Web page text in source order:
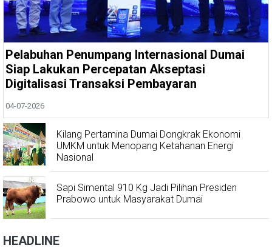
Pelabuhan Penumpang Internasional Dumai
Siap Lakukan Percepatan Akseptasi
Digitalisasi Transaksi Pembayaran
04-07-2026
Kilang Pertamina Dumai Dongkrak Ekonomi
UMKM untuk Menopang Ketahanan Energi
Nasional
Sapi Simental 910 Kg Jadi Pilihan Presiden
Prabowo untuk Masyarakat Dumai
HEADLINE